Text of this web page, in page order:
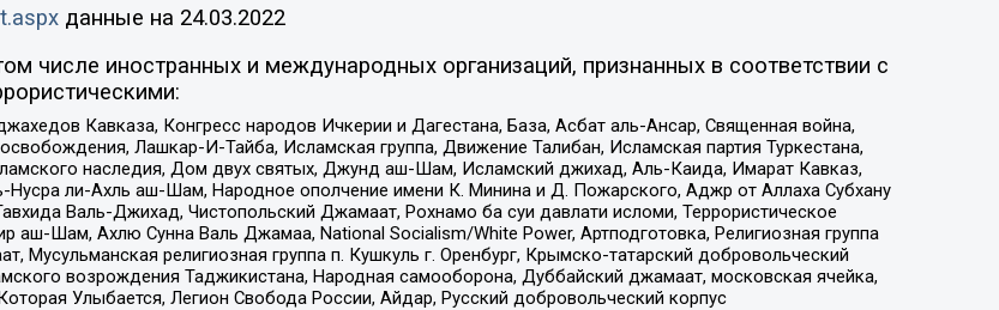
данные на 24.03.2022
числе иностранных и международных организаций, признанных в соответствии с
Кавказа, Конгресс народов Ичкерии и Дагестана, База, Асбат аль-Ансар, Священная война,
Лашкар-И-Тайба, Исламская группа, Движение Талибан, Исламская партия Туркестана,
наследия, Дом двух святых, Джунд аш-Шам, Исламский джихад, Аль-Каида, Имарат Кавказ,
ли-Ахль аш-Шам, Народное ополчение имени К. Минина и Д. Пожарского, Аджр от Аллаха Субхану
Валь-Джихад, Чистопольский Джамаат, Рохнамо ба суи давлати исломи, Террористическое
аш-Шам, Ахлю Сунна Валь Джамаа, National Socialism/White Power, Артподготовка, Религиозная группа
Мусульманская религиозная группа п. Кушкуль г. Оренбург, Крымско-татарский добровольческий
возрождения Таджикистана, Народная самооборона, Дуббайский джамаат, московская ячейка,
Улыбается, Легион Свобода России, Айдар, Русский добровольческий корпус